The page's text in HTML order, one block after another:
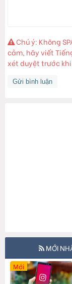
Chú ý: Không
cảm, hãy viết
xét duyệt trước
MỚI
Mới